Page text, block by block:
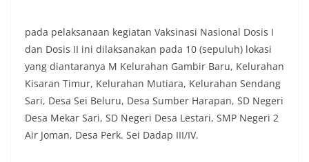
Indonesia.‎‎”Kami mengimbau kepada seluruh
warga agar mulai mempersiapkan dan memasang
bendera Merah Putih di depan rumah masing-
masing secara penuh. Ini adalah bentuk
penghormatan kita bersama terhadap
perjuangan para pahlawan yang telah merebut
kemerdekaan,” ujar Aiptu Muliyadi Suraukur saat
berdialog dengan warga.‎‎Ia juga menambahkan
agar warga memperhatikan kondisi bendera yang
pada pelaksanaan kegiatan Vaksinasi Nasional Dosis I
dan Dosis II ini dilaksanakan pada 10 (sepuluh) lokasi
yang diantaranya M Kelurahan Gambir Baru, Kelurahan
Kisaran Timur, Kelurahan Mutiara, Kelurahan Sendang
Sari, Desa Sei Beluru, Desa Sumber Harapan, SD Negeri
Desa Mekar Sari, SD Negeri Desa Lestari, SMP Negeri 2
Air Joman, Desa Perk. Sei Dadap III/IV.